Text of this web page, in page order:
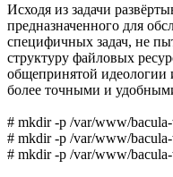
Исходя из задачи
предназначенного для
специфичных задач, не
структуру файловых
общепринятой идеологии
более точными и
# mkdir -p /var/www/
# mkdir -p /var/www/
# mkdir -p /var/www/